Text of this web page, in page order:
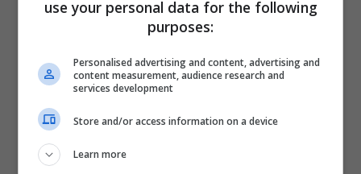
use your personal data for the following
purposes:
Personalised advertising and content, advertising and
content measurement, audience research and
services development
Store and/or access information on a device
Learn more